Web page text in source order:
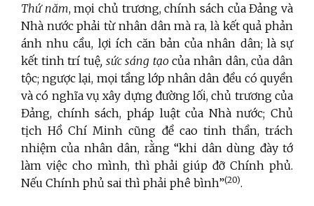
Thứ năm, mọi chủ trương, chính sách của Đảng và
Nhà nước phải từ nhân dân mà ra, là kết quả phản
ánh nhu cầu, lợi ích căn bản của nhân dân; là sự
kết tinh trí tuệ, sức sáng tạocủa nhân dân, của dân
tộc; ngược lại, mọi tầng lớp nhân dân đều có quyền
và có nghĩa vụ xây dựng đường lối, chủ trương của
Đảng, chính sách, pháp luật của Nhà nước; Chủ
tịch Hồ Chí Minh cũng đề cao tinh thần, trách
nhiệm của nhân dân, rằng “khi dân dùng đày tớ
làm việc cho mình, thì phải giúp đỡ Chính phủ.
Nếu Chính phủ sai thì phải phê bình”(20).